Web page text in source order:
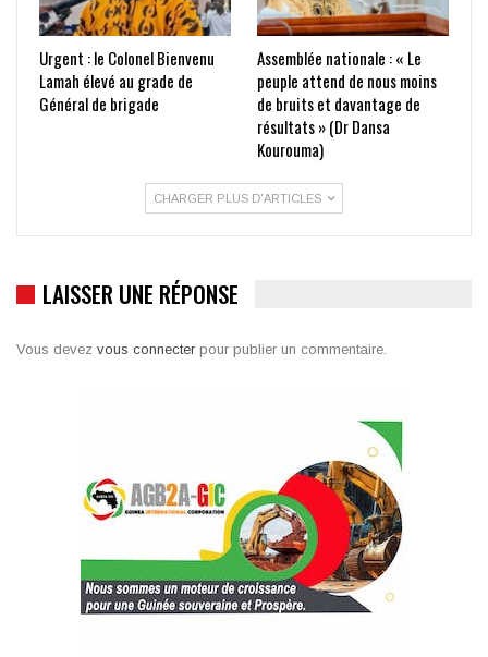
Urgent : le Colonel Bienvenu
Lamah élevé au grade de
Général de brigade
Assemblée nationale : « Le
peuple attend de nous moins
de bruits et davantage de
résultats » (Dr Dansa
Kourouma)
CHARGER PLUS D'ARTICLES
LAISSER UNE RÉPONSE
Vous devez vous connecter pour publier un commentaire.